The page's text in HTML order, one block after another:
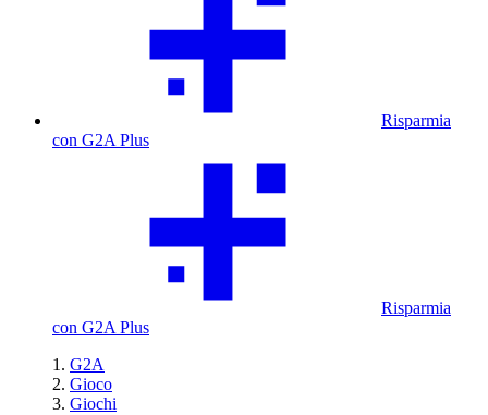
Risparmia
con G2A Plus
Risparmia
con G2A Plus
G2A
Gioco
Giochi